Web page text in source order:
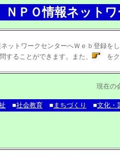
ＮＰＯ情報ネット
ットワークセンターへＷｅｂ登録を
することができます。また、
をク
現在の
■社会教育 ■ まちづくり ■文化・